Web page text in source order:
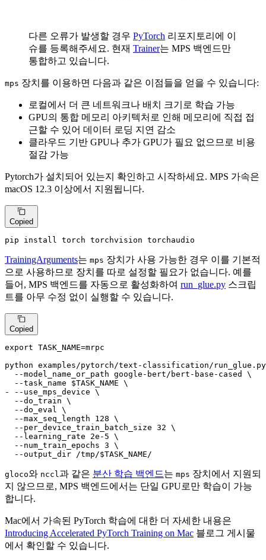
다른 오류가 발생할 경우 PyTorch 리포지토리에 이
슈를 등록해주세요. 현재 Trainer는 MPS 백엔드만
통합하고 있습니다.
mps 장치를 이용하면 다음과 같은 이점들을 얻을 수 있습니다:
로컬에서 더 큰 네트워크나 배치 크기로 학습 가능
GPU의 통합 메모리 아키텍처로 인해 메모리에 직접 접
근할 수 있어 데이터 로딩 지연 감소
클라우드 기반 GPU나 추가 GPU가 필요 없으므로 비용
절감 가능
Pytorch가 설치되어 있는지 확인하고 시작하세요. MPS 가속은
macOS 12.3 이상에서 지원됩니다.
Copied
pip install torch torchvision torchaudio
TrainingArguments는 mps 장치가 사용 가능한 경우 이를 기본적
으로 사용하므로 장치를 따로 설정할 필요가 없습니다. 예를
들어, MPS 백엔드를 자동으로 활성화하여 run_glue.py 스크립
트를 아무 수정 없이 실행할 수 있습니다.
Copied
export TASK_NAME=mrpc
python examples/pytorch/text-classification/
  --model_name_or_path google-bert/bert-base-cased \
- --use_mps_device \
  --do_train \
  --do_eval \
  --max_seq_length 128 \
  --per_device_train_batch_size 32 \
  --learning_rate 2e-5 \
  --num_train_epochs 3 \
  --output_dir /tmp/$TASK_NAME/
gloco와 nccl과 같은 분산 학습 백엔드는 mps 장치에서 지원되
지 않으므로, MPS 백엔드에서는 단일 GPU로만 학습이 가능
합니다.
Mac에서 가속된 PyTorch 학습에 대한 더 자세한 내용은
Introducing Accelerated PyTorch Training on Mac 블로그 게시물
에서 확인할 수 있습니다.